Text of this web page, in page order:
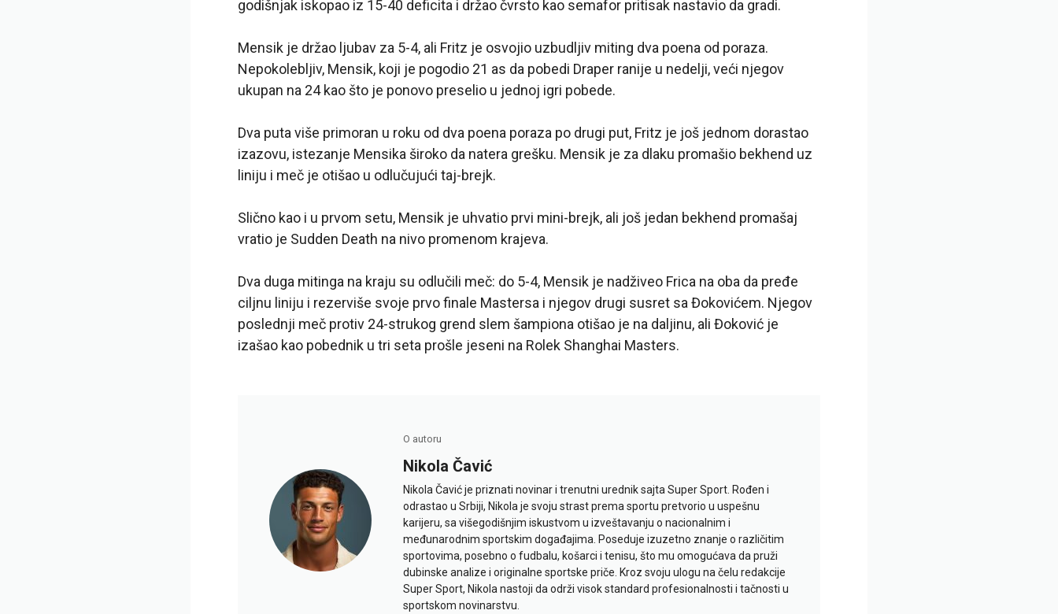
godišnjak iskopao iz 15-40 deficita i držao čvrsto kao semafor pritisak nastavio da gradi.
Mensik je držao ljubav za 5-4, ali Fritz je osvojio uzbudljiv miting dva poena od poraza.
Nepokolebljiv, Mensik, koji je pogodio 21 as da pobedi Draper ranije u nedelji, veći njegov
ukupan na 24 kao što je ponovo preselio u jednoj igri pobede.
Dva puta više primoran u roku od dva poena poraza po drugi put, Fritz je još jednom dorastao
izazovu, istezanje Mensika široko da natera grešku. Mensik je za dlaku promašio bekhend uz
liniju i meč je otišao u odlučujući taj-brejk.
Slično kao i u prvom setu, Mensik je uhvatio prvi mini-brejk, ali još jedan bekhend promašaj
vratio je Sudden Death na nivo promenom krajeva.
Dva duga mitinga na kraju su odlučili meč: do 5-4, Mensik je nadživeo Frica na oba da pređe
ciljnu liniju i rezerviše svoje prvo finale Mastersa i njegov drugi susret sa Đokovićem. Njegov
poslednji meč protiv 24-strukog grend slem šampiona otišao je na daljinu, ali Đoković je
izašao kao pobednik u tri seta prošle jeseni na Rolek Shanghai Masters.
O autoru
Nikola Čavić
Nikola Čavić je priznati novinar i trenutni urednik sajta Super Sport. Rođen i
odrastao u Srbiji, Nikola je svoju strast prema sportu pretvorio u uspešnu
karijeru, sa višegodišnjim iskustvom u izveštavanju o nacionalnim i
međunarodnim sportskim događajima. Poseduje izuzetno znanje o različitim
sportovima, posebno o fudbalu, košarci i tenisu, što mu omogućava da pruži
dubinske analize i originalne sportske priče. Kroz svoju ulogu na čelu redakcije
Super Sport, Nikola nastoji da održi visok standard profesionalnosti i tačnosti u
sportskom novinarstvu.